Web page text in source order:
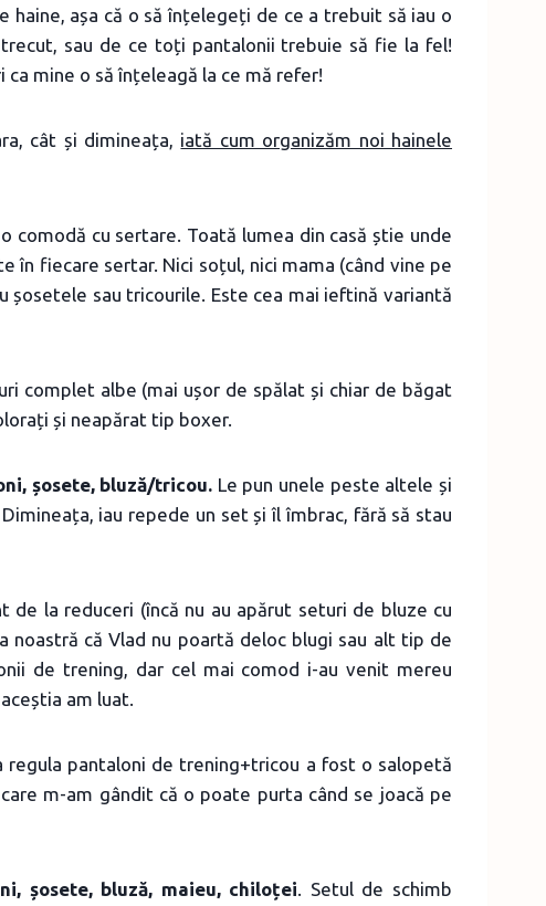
așa că o să înțelegeți de ce a trebuit să iau o
sau de ce toți pantalonii trebuie să fie la fel!
mine o să înțeleagă la ce mă refer!
cât și dimineața, iată cum organizăm noi hainele
comodă cu sertare. Toată lumea din casă știe unde
în fiecare sertar. Nici soțul, nici mama (când vine pe
șosetele sau tricourile. Este cea mai ieftină variantă
complet albe (mai ușor de spălat și chiar de băgat
și neapărat tip boxer.
șosete, bluză/tricou. Le pun unele peste altele și
iau repede un set și îl îmbrac, fără să stau
de la reduceri (încă nu au apărut seturi de bluze cu
noastră că Vlad nu poartă deloc blugi sau alt tip de
de trening, dar cel mai comod i-au venit mereu
am luat.
regula pantaloni de trening+tricou a fost o salopetă
m-am gândit că o poate purta când se joacă pe
șosete, bluză, maieu, chiloței . Setul de schimb